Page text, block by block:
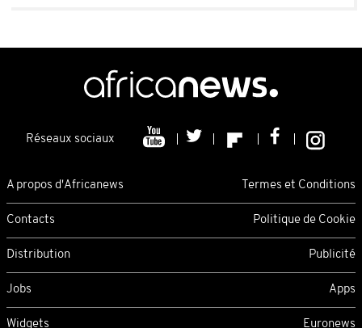
Réseaux sociaux
A propos d'Africanews Termes et Conditions
Contacts Politique de Cookie
Distribution Publicité
Jobs Apps
Widgets Euronews